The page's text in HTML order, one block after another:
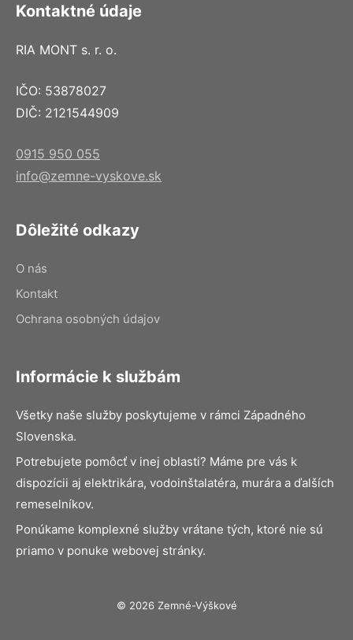
Kontaktné údaje
RIA MONT s. r. o.
IČO: 53878027
DIČ: 2121544909
0915 950 055
info@zemne-vyskove.sk
Dôležité odkazy
O nás
Kontakt
Ochrana osobných údajov
Informácie k službám
Všetky naše služby poskytujeme v rámci Západného
Slovenska.
Potrebujete pomôcť v inej oblasti? Máme pre vás k
dispozícii aj elektrikára, vodoinštalatéra, murára a ďalších
remeselníkov.
Ponúkame komplexné služby vrátane tých, ktoré nie sú
priamo v ponuke webovej stránky.
© 2026 Zemné-Výškové